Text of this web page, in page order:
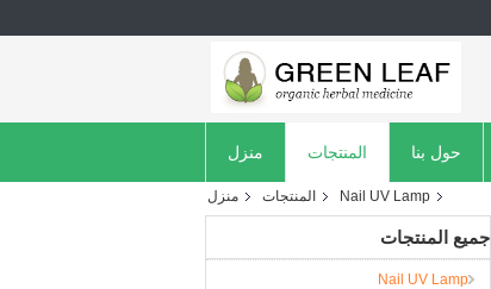
منزل المنتجات حول بنا
منزل المنتجات Nail UV Lamp
جميع المنتجات
Nail UV Lamp